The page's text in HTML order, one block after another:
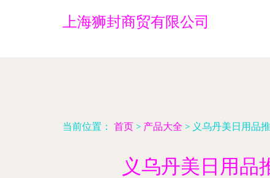
上海狮封商贸有限公司
当前位置： 首页 > 产品大全 > 义乌丹美日用品
义乌丹美日用品